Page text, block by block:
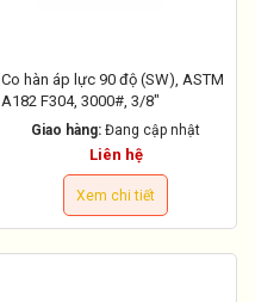
Co hàn áp lực 90 độ (SW), ASTM
A182 F304, 3000#, 3/8"
Giao hàng: Đang cập nhật
Liên hệ
Xem chi tiết